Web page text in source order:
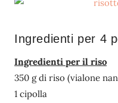
Ingredienti per 4
Ingredienti per il riso
350 g di riso (vialone
1 cipolla